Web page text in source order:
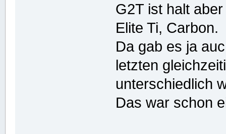
G2T ist halt
Elite Ti, Carbon.
Da gab es ja
letzten
unterschiedlich
Das war schon